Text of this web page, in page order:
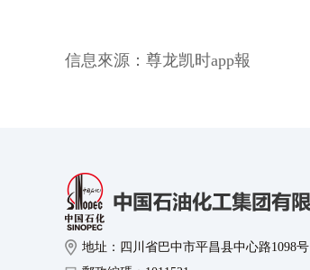
信息來源： 尊龙凯时app報
地址：四川省巴中市平昌县中心路1098号